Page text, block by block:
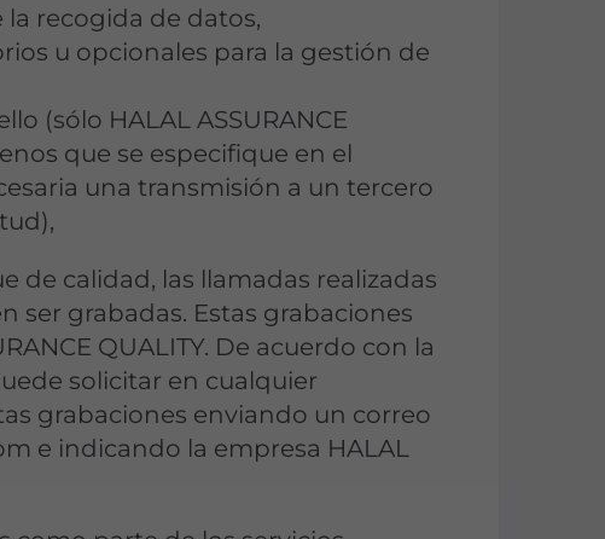
la recogida de datos,
u opcionales para la gestión de
(sólo HALAL ASSURANCE
que se especifique en el
una transmisión a un tercero
de calidad, las llamadas realizadas
ser grabadas. Estas grabaciones
QUALITY. De acuerdo con la
solicitar en cualquier
grabaciones enviando un correo
e indicando la empresa HALAL